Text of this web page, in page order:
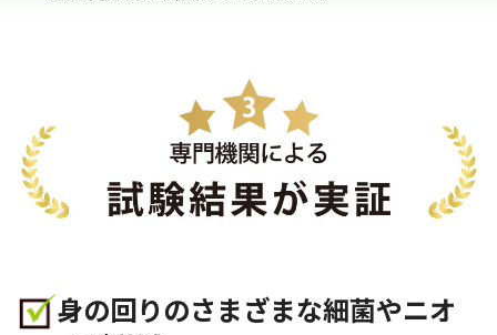
身の回りのさまざまな細菌やニオ